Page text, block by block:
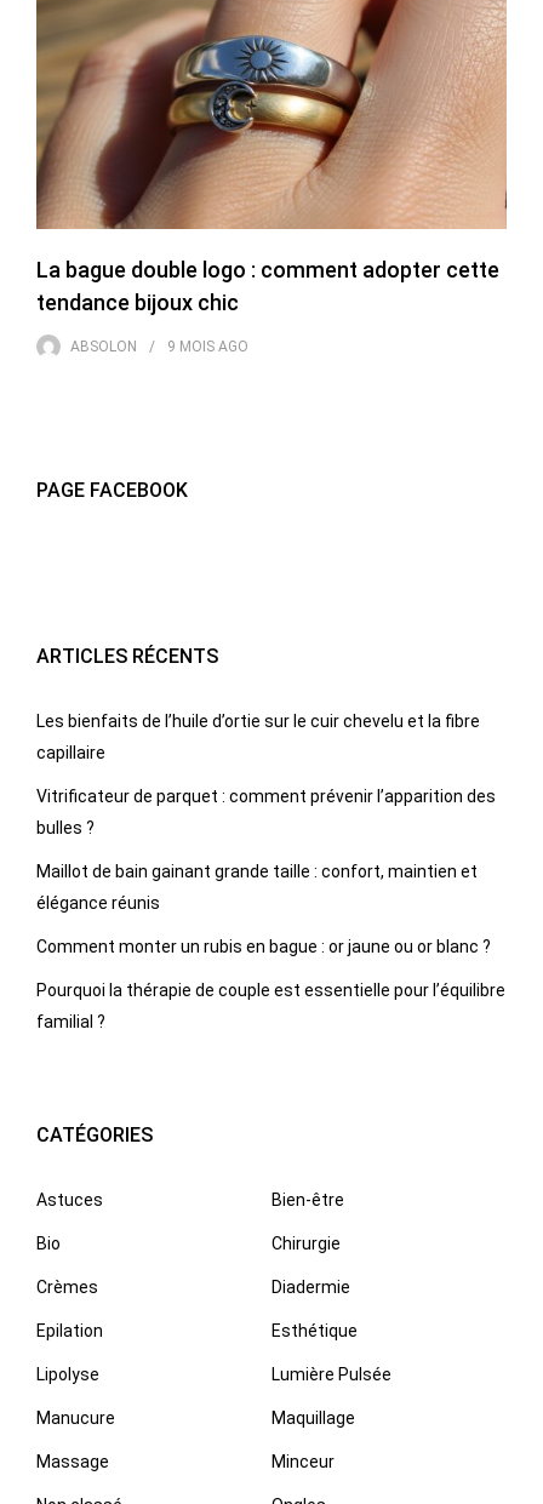
La bague double logo : comment adopter cette
tendance bijoux chic
ABSOLON 9 MOIS AGO
PAGE FACEBOOK
ARTICLES RÉCENTS
Les bienfaits de l’huile d’ortie sur le cuir chevelu et la fibre
capillaire
Vitrificateur de parquet : comment prévenir l’apparition des
bulles ?
Maillot de bain gainant grande taille : confort, maintien et
élégance réunis
Comment monter un rubis en bague : or jaune ou or blanc ?
Pourquoi la thérapie de couple est essentielle pour l’équilibre
familial ?
CATÉGORIES
Astuces Bien-être
Bio Chirurgie
Crèmes Diadermie
Epilation Esthétique
Lipolyse Lumière Pulsée
Manucure Maquillage
Massage Minceur